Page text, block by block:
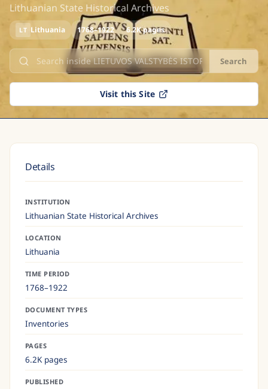
posts...
Lithuanian State Historical Archives
LT Lithuania 1768–1922 6.2K pages
Search
Visit this Site
Details
INSTITUTION
Lithuanian State Historical Archives
LOCATION
Lithuania
TIME PERIOD
1768–1922
DOCUMENT TYPES
Inventories
PAGES
6.2K pages
PUBLISHED